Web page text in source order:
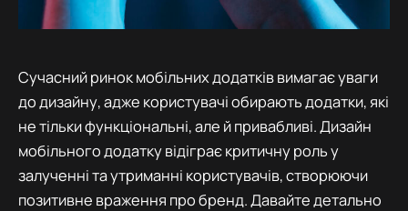
Сучасний ринок мобільних додатків вимагає уваги
до дизайну, адже користувачі обирають додатки, які
не тільки функціональні, але й привабливі. Дизайн
мобільного додатку відіграє критичну роль у
залученні та утриманні користувачів, створюючи
позитивне враження про бренд. Давайте детально